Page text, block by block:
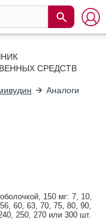
СРЕДСТВ
Аналоги
150 мг: 7, 10,
60, 63, 70, 75, 80, 90,
250, 270 или 300 шт.